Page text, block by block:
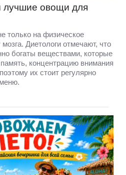
лучшие овощи для
только на физическое
Диетологи отмечают, что
богаты веществами, которые
концентрацию внимания
их стоит регулярно